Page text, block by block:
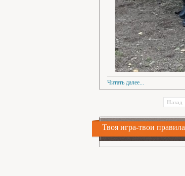
Читать далее...
Назад
Твоя игра-твои правила